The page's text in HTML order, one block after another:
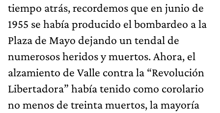
tiempo atrás, recordemos que en junio de
1955 se había producido el bombardeo a la
Plaza de Mayo dejando un tendal de
numerosos heridos y muertos. Ahora, el
alzamiento de Valle contra la “Revolución
Libertadora” había tenido como corolario
no menos de treinta muertos, la mayoría